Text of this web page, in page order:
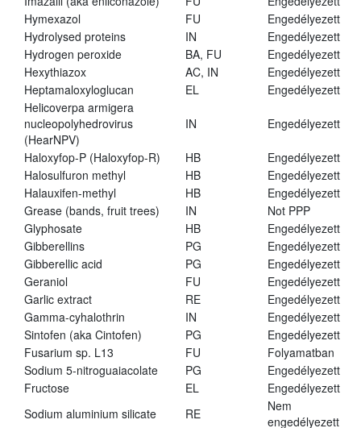
Hymexazol
FU
Engedélyezett
Hydrolysed proteins
IN
Engedélyezett
Hydrogen peroxide
BA, FU
Engedélyezett
Hexythiazox
AC, IN
Engedélyezett
Heptamaloxyloglucan
EL
Engedélyezett
Helicoverpa armigera
nucleopolyhedrovirus
(HearNPV)
IN Engedélyezett
Haloxyfop-P (Haloxyfop-R) HB
Engedélyezett
Halosulfuron methyl
HB
Engedélyezett
Halauxifen-methyl
HB
Engedélyezett
Grease (bands, fruit trees)
IN
Not PPP
Glyphosate
HB
Engedélyezett
Gibberellins
PG
Engedélyezett
Gibberellic acid
PG
Engedélyezett
Geraniol
FU
Engedélyezett
Garlic extract
RE
Engedélyezett
Gamma-cyhalothrin
IN
Engedélyezett
Sintofen (aka Cintofen)
PG
Engedélyezett
Fusarium sp. L13
FU
Folyamatban
Sodium 5-nitroguaiacolate
PG
Engedélyezett
Fructose
EL
Engedélyezett
Sodium aluminium silicate
RE
Nem
engedélyezett